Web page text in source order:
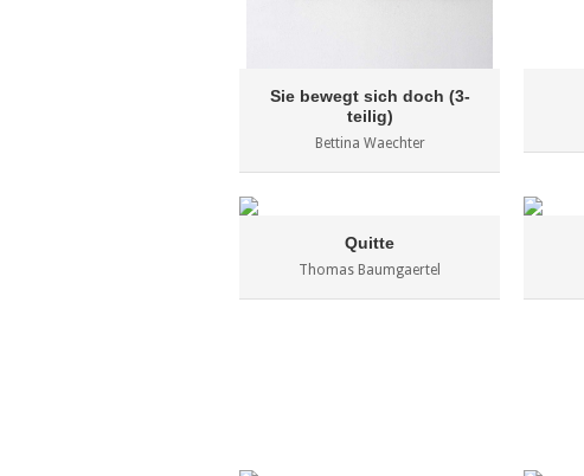
Sie bewegt sich doch (3-
teilig)
Bettina Waechter
Quitte
Thomas Baumgaertel